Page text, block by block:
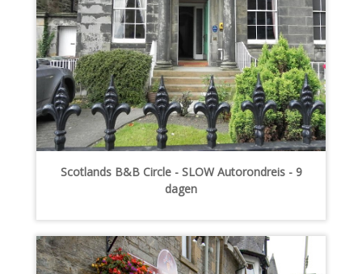
Scotlands B&B Circle - SLOW Autorondreis - 9
dagen